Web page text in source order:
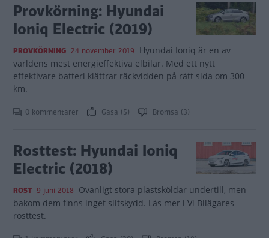
Provkörning: Hyundai
Ioniq Electric (2019)
PROVKÖRNING 24 november 2019 Hyundai Ioniq är en av
världens mest energieffektiva elbilar. Med ett nytt
effektivare batteri klättrar räckvidden på rätt sida om 300
km.
0 kommentarer Gasa (5) Bromsa (3)
Rosttest: Hyundai Ioniq
Electric (2018)
ROST 9 juni 2018 Ovanligt stora plastsköldar undertill, men
bakom dem finns inget slitskydd. Läs mer i Vi Bilägares
rosttest.